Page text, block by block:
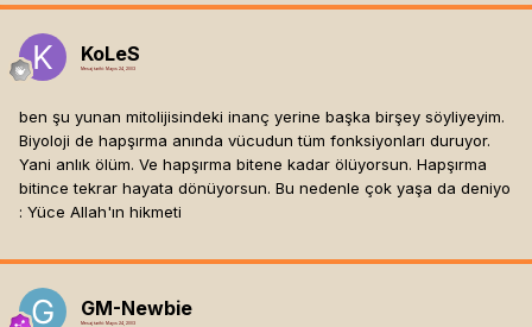
KoLeS
Mesaj tarihi: Mayıs 24, 2003
ben şu yunan mitolijisindeki inanç yerine başka birşey söyliyeyim.
Biyoloji de hapşırma anında vücudun tüm fonksiyonları duruyor.
Yani anlık ölüm. Ve hapşırma bitene kadar ölüyorsun. Hapşırma
bitince tekrar hayata dönüyorsun. Bu nedenle çok yaşa da deniyo
: Yüce Allah'ın hikmeti
GM-Newbie
Mesaj tarihi: Mayıs 24, 2003